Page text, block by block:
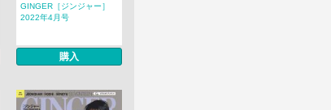
GINGER［ジンジャー］
2022年4月号
購入